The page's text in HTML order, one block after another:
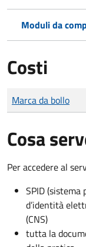
Moduli da
Costi
Tipo di pagamento
Importo
Marca da bollo
Cosa
Per accedere al
SPID
d’identità
(CNS)
tutta la